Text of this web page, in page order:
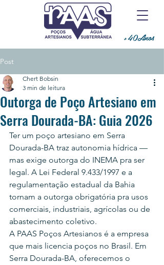
+40Anos
Post
Outorga de Poço Artesiano em
Serra Dourada-BA: Guia 2026
Chert Bobsin
3 min de leitura
Ter um poço artesiano em Serra
Dourada-BA traz autonomia hídrica —
mas exige outorga do INEMA pra ser
legal. A Lei Federal 9.433/1997 e a
regulamentação estadual da Bahia
tornam a outorga obrigatória pra usos
comerciais, industriais, agrícolas ou de
abastecimento coletivo.
A PAAS Poços Artesianos é a empresa
que mais licencia poços no Brasil. Em
Serra Dourada-BA, oferecemos o